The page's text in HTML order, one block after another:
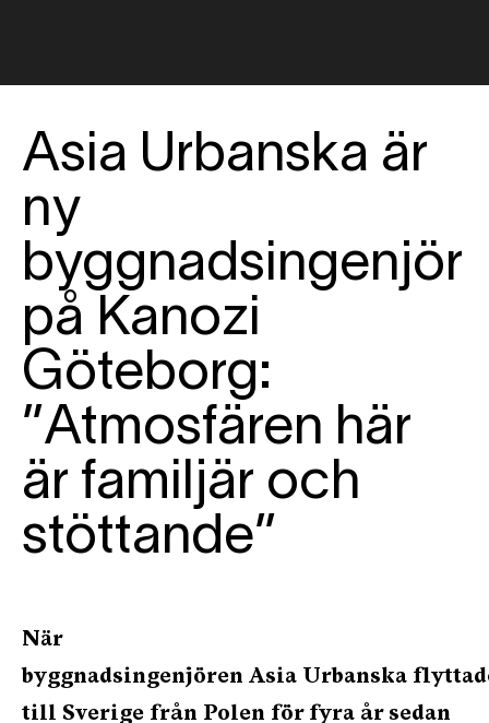
Asia Urbanska är
ny
byggnadsingenjör
på Kanozi
Göteborg:
”Atmosfären här
är familjär och
stöttande”
När
byggnadsingenjören Asia Urbanska
till Sverige från Polen för fyra år sedan